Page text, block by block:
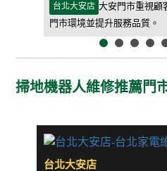
台北大安店 大安門市重視顧
門市環境並提升服務品質。
掃地機器人維修推薦門
台北大安店